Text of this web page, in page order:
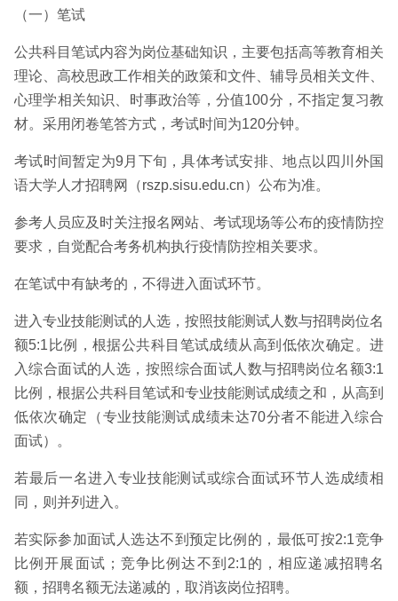
（一）笔试
公共科目笔试内容为岗位基础知识，主要包括高等教育相关
理论、高校思政工作相关的政策和文件、辅导员相关文件、
心理学相关知识、时事政治等，分值100分，不指定复习教
材。采用闭卷笔答方式，考试时间为120分钟。
考试时间暂定为9月下旬，具体考试安排、地点以四川外国
语大学人才招聘网（rszp.sisu.edu.cn）公布为准。
参考人员应及时关注报名网站、考试现场等公布的疫情防控
要求，自觉配合考务机构执行疫情防控相关要求。
在笔试中有缺考的，不得进入面试环节。
进入专业技能测试的人选，按照技能测试人数与招聘岗位名
额5:1比例，根据公共科目笔试成绩从高到低依次确定。进
入综合面试的人选，按照综合面试人数与招聘岗位名额3:1
比例，根据公共科目笔试和专业技能测试成绩之和，从高到
低依次确定（专业技能测试成绩未达70分者不能进入综合
面试）。
若最后一名进入专业技能测试或综合面试环节人选成绩相
同，则并列进入。
若实际参加面试人选达不到预定比例的，最低可按2:1竞争
比例开展面试；竞争比例达不到2:1的，相应递减招聘名
额，招聘名额无法递减的，取消该岗位招聘。